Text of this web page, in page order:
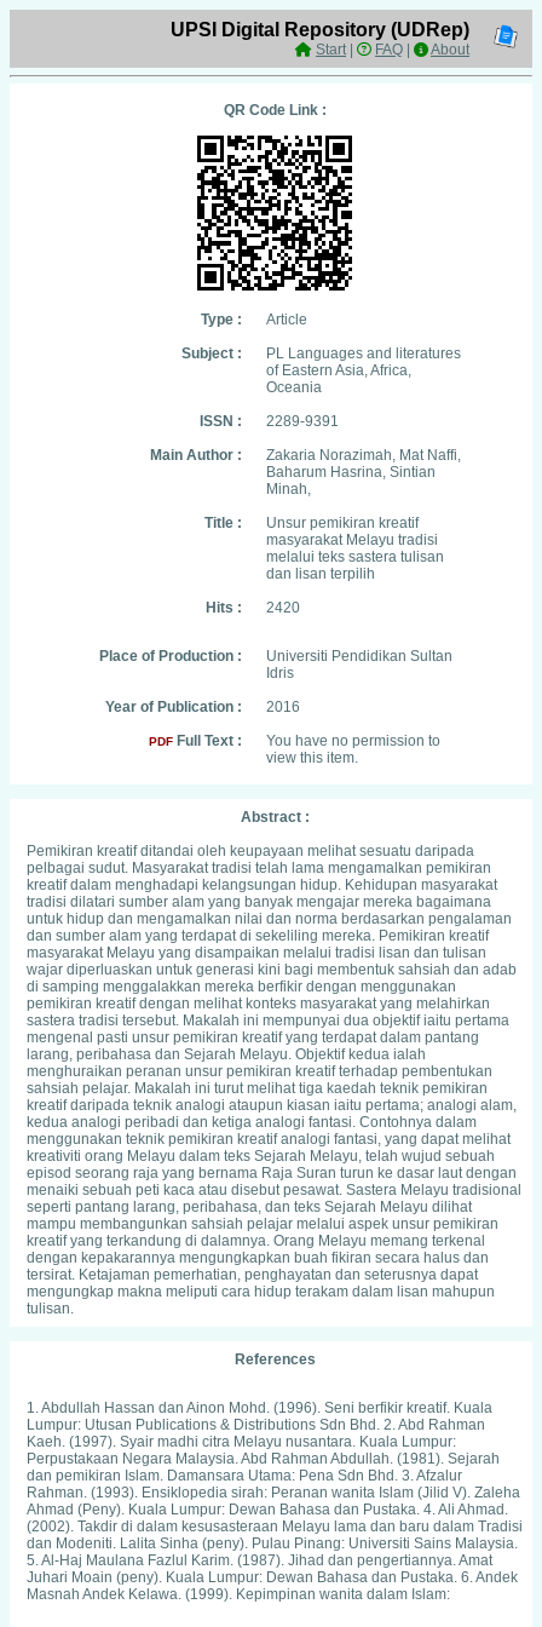
UPSI Digital Repository (UDRep)
Start| FAQ About
QR Code Link :
Type :
Article
Subject :
PL Languages and literatures
of Eastern Asia, Africa,
Oceania
ISSN :
2289-9391
Main Author :
Zakaria Norazimah, Mat Naffi,
Baharum Hasrina, Sintian
Minah,
Title :
Unsur pemikiran kreatif
masyarakat Melayu tradisi
melalui teks sastera tulisan
dan lisan terpilih
Hits :
2420
Place of Production :
Universiti Pendidikan Sultan
Idris
Year of Publication :
2016
PDF Full Text :
You have no permission to
view this item.
Abstract :
Pemikiran kreatif ditandai oleh keupayaan melihat sesuatu daripada
pelbagai sudut. Masyarakat tradisi telah lama mengamalkan pemikiran
kreatif dalam menghadapi kelangsungan hidup. Kehidupan masyarakat
tradisi dilatari sumber alam yang banyak mengajar mereka bagaimana
untuk hidup dan mengamalkan nilai dan norma berdasarkan pengalaman
dan sumber alam yang terdapat di sekeliling mereka. Pemikiran kreatif
masyarakat Melayu yang disampaikan melalui tradisi lisan dan tulisan
wajar diperluaskan untuk generasi kini bagi membentuk sahsiah dan adab
di samping menggalakkan mereka berfikir dengan menggunakan
pemikiran kreatif dengan melihat konteks masyarakat yang melahirkan
sastera tradisi tersebut. Makalah ini mempunyai dua objektif iaitu pertama
mengenal pasti unsur pemikiran kreatif yang terdapat dalam pantang
larang, peribahasa dan Sejarah Melayu. Objektif kedua ialah
menghuraikan peranan unsur pemikiran kreatif terhadap pembentukan
sahsiah pelajar. Makalah ini turut melihat tiga kaedah teknik pemikiran
kreatif daripada teknik analogi ataupun kiasan iaitu pertama; analogi alam,
kedua analogi peribadi dan ketiga analogi fantasi. Contohnya dalam
menggunakan teknik pemikiran kreatif analogi fantasi, yang dapat melihat
kreativiti orang Melayu dalam teks Sejarah Melayu, telah wujud sebuah
episod seorang raja yang bernama Raja Suran turun ke dasar laut dengan
menaiki sebuah peti kaca atau disebut pesawat. Sastera Melayu tradisional
seperti pantang larang, peribahasa, dan teks Sejarah Melayu dilihat
mampu membangunkan sahsiah pelajar melalui aspek unsur pemikiran
kreatif yang terkandung di dalamnya. Orang Melayu memang terkenal
dengan kepakarannya mengungkapkan buah fikiran secara halus dan
tersirat. Ketajaman pemerhatian, penghayatan dan seterusnya dapat
mengungkap makna meliputi cara hidup terakam dalam lisan mahupun
tulisan.
References
1. Abdullah Hassan dan Ainon Mohd. (1996). Seni berfikir kreatif. Kuala
Lumpur: Utusan Publications & Distributions Sdn Bhd. 2. Abd Rahman
Kaeh. (1997). Syair madhi citra Melayu nusantara. Kuala Lumpur:
Perpustakaan Negara Malaysia. Abd Rahman Abdullah. (1981). Sejarah
dan pemikiran Islam. Damansara Utama: Pena Sdn Bhd. 3. Afzalur
Rahman. (1993). Ensiklopedia sirah: Peranan wanita Islam (Jilid V). Zaleha
Ahmad (Peny). Kuala Lumpur: Dewan Bahasa dan Pustaka. 4. Ali Ahmad.
(2002). Takdir di dalam kesusasteraan Melayu lama dan baru dalam Tradisi
dan Modeniti. Lalita Sinha (peny). Pulau Pinang: Universiti Sains Malaysia.
5. Al-Haj Maulana Fazlul Karim. (1987). Jihad dan pengertiannya. Amat
Juhari Moain (peny). Kuala Lumpur: Dewan Bahasa dan Pustaka. 6. Andek
Masnah Andek Kelawa. (1999). Kepimpinan wanita dalam Islam: